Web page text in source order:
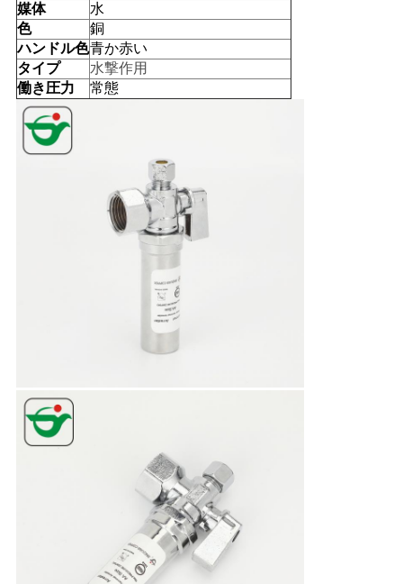
な
さ
い
ニ
を
要
媒体
水
色
銅
ハンドル色青か赤い
タイプ
水撃作用
働き圧力
常態